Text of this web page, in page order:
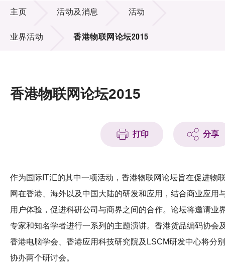
技术商品化
项目及资助计划
活动及消息
科技分享
会籍
活动及消息
主页 活动及消息 活动
业界活动 香港物联网论坛2015
香港物联网论坛2015
打印 分享
作为国际IT汇的其中一项活动，香​​港物联网论坛旨在促进物
网在香港、海外以及中国大陆的研发和应用，结合商业应用
用户体验，促进科硏公司与商界之间的合作。论坛将邀请业
专家和知名学者进行一系列的主题演讲。香港货品编码协会
香港电脑学会、香港应用科技研究院及LSCM研发中心将分别
协办两个研讨会。